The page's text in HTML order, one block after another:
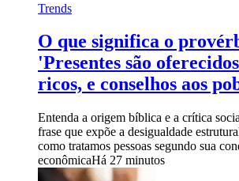
Trends
O que significa o
'Presentes são
ricos, e conselhos aos
Entenda a origem bíblica e a crítica
frase que expõe a desigualdade
como tratamos pessoas segundo sua
econômicaHá 27 minutos